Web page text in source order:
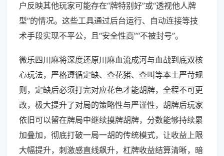
户反映其他玩家可能存在“牌特别好”或“透视他人牌
型”的情况。这些工具通过后台运行、自动连接等技
术手段实现不平公，且“安全性高”“不被封号”。
微乐四川麻将深度还原川麻血流成河与血战到底双核
心玩法，严格遵循定缺、查花猪、查叫等本土严苛规
则，定缺后必须打完对应花色才能胡牌，全程不可更
改，极大提升了对局的策略性与严谨性，胡牌后玩家
依旧可以留在牌局中继续摸牌胡牌，分数能够持续累
加叠加，彻底打破一局一胡的传统模式，让收益上限
大幅提升，刺激感直线飙升，杠牌收益结算清晰，暗